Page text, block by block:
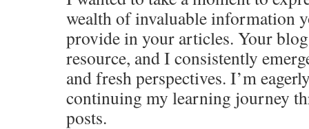
wealth of invaluable information
provide in your articles. Your
resource, and I consistently
and fresh perspectives. I’m
continuing my learning journey
posts.